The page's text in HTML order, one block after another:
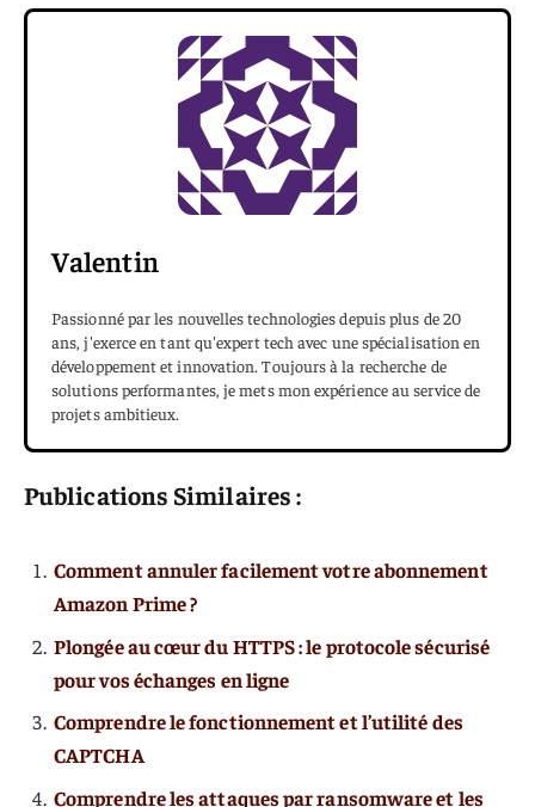
Valentin
Passionné par les nouvelles technologies depuis plus de 20
ans, j'exerce en tant qu'expert tech avec une spécialisation en
développement et innovation. Toujours à la recherche de
solutions performantes, je mets mon expérience au service de
projets ambitieux.
Publications Similaires :
Comment annuler facilement votre abonnement
Amazon Prime ?
Plongée au cœur du HTTPS : le protocole sécurisé
pour vos échanges en ligne
Comprendre le fonctionnement et l’utilité des
CAPTCHA
Comprendre les attaques par ransomware et les